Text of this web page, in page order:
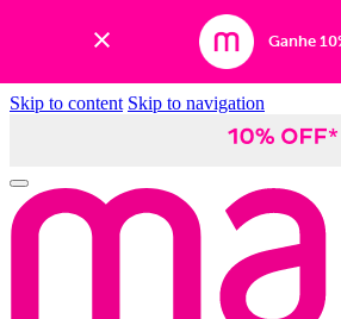
Ganhe
Skip to content Skip to navigation